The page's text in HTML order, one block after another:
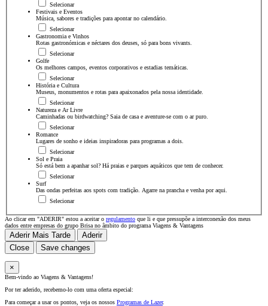
Selecionar
Festivais e Eventos
Música, sabores e tradições para apontar no calendário.
Selecionar
Gastronomia e Vinhos
Rotas gastronómicas e néctares dos deuses, só para bons vivants.
Selecionar
Golfe
Os melhores campos, eventos corporativos e estadias temáticas.
Selecionar
História e Cultura
Museus, monumentos e rotas para apaixonados pela nossa identidade.
Selecionar
Natureza e Ar Livre
Caminhadas ou birdwatching? Saia de casa e aventure-se com o ar puro.
Selecionar
Romance
Lugares de sonho e ideias inspiradoras para programas a dois.
Selecionar
Sol e Praia
Só está bem a apanhar sol? Há praias e parques aquáticos que tem de conhecer.
Selecionar
Surf
Das ondas perfeitas aos spots com tradição. Agarre na prancha e venha por aqui.
Selecionar
Ao clicar em "ADERIR" estou a aceitar o regulamento que li e que pressupõe a interconexão dos meus
dados entre empresas do grupo Brisa no âmbito do programa Viagens & Vantagens
Aderir Mais Tarde
Aderir
Close
Save changes
×
Bem-vindo ao Viagens & Vantagens!
Por ter aderido, recebemo-lo com uma oferta especial:
Para começar a usar os pontos, veja os nossos Programas de Lazer.